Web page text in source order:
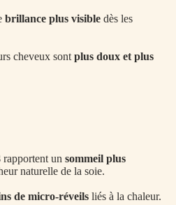
brillance plus visible dès les
cheveux sont plus doux et plus
rapportent un sommeil plus
naturelle de la soie.
de micro-réveils liés à la chaleur.